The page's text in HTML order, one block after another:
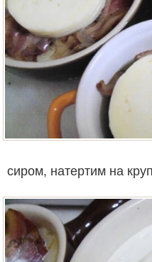
сиром, натертим на